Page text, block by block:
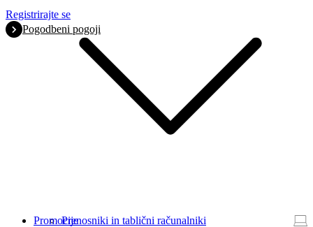
Prenosniki in tablični računalniki
Promocije
Registrirajte se
Pogodbeni pogoji